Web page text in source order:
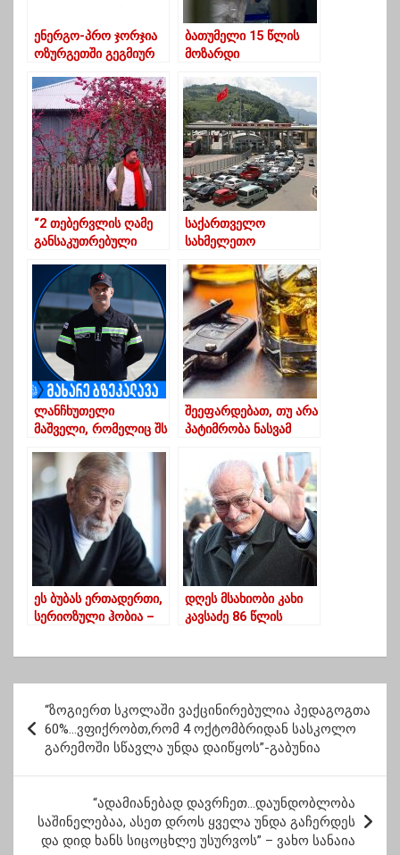
ენერგო-პრო ჯორჯია
ოზურგეთში გეგმიურ
დაკავშირებით
განცხადებას
ავრცელებს
ბათუმელი 15 წლის
მოზარდი
გარდაიცვალა
“2 თებერვლის ღამე
განსაკუთრებული
საქართველო
სახმელეთო
გახსნის
ლანჩხუთელი
მაშველი, რომელიც შს
დღეს დააჯილდოვა
შეეფარდებათ, თუ არა
პატიმრობა ნასვამ
ეს ბუბას ერთადერთი,
სერიოზული ჰობია –
დღეს მსახიობი კახი
კავსაძე 86 წლის
ო
ტ
“ზოგიერთ სკოლაში ვაქცინირებულია პედაგოგთა
60%…ვფიქრობთ,რომ 4 ოქტომბრიდან სასკოლო
გარემოში სწავლა უნდა დაიწყოს”-გაბუნია
“ადამიანებად დავრჩეთ…დაუნდობლობა
საშინელებაა, ასეთ დროს ყველა უნდა გაჩერდეს
და დიდ ხანს სიცოცხლე უსურვოს” – ვახო სანაია